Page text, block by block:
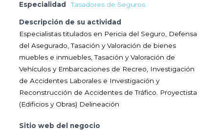
Especialidad Tasadores de Seguros
Descripción de su actividad
Especialistas titulados en Pericia del Seguro, Defensa
del Asegurado, Tasación y Valoración de bienes
muebles e inmuebles, Tasación y Valoración de
Vehículos y Embarcaciones de Recreo, Investigación
de Accidentes Laborales e Investigación y
Reconstrucción de Accidentes de Tráfico. Proyectista
(Edificios y Obras) Delineación
Sitio web del negocio